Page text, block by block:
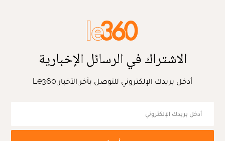
الاشتراك في الرسائل الإخبارية
أدخل بريدك الإلكتروني للتوصل بآخر الأخبار Le360